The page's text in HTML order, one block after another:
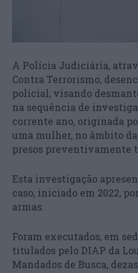
A Polícia Judiciária,
Contra Terrorismo,
policial, visando
na sequência de
corrente ano, originada
uma mulher, no âmbito
presos preventivamente
Esta investigação
caso, iniciado em 2022,
armas.
Foram executados, em
titulados pelo DIAP da
Mandados de Busca,